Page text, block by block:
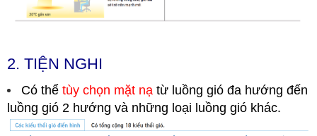
2. TIỆN NGHI
Có thể tùy chọn mặt nạ từ luồng gió đa hướng đến
luồng gió 2 hướng và những loại luồng gió khác.